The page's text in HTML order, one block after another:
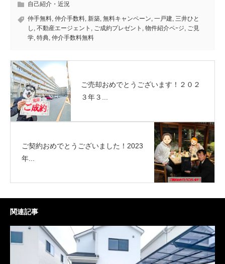
自己紹介・近況
仲手無料, 仲介手数料, 新築, 無料キャンペーン, 一戸建, 三井ひと
し , 不動産エージェント , ご成約プレゼント , 物件紹介ペｰジ, ご見
学, 特典, 仲介手数料無料
ご売却おめでとうございます！２０２
３年３...
ご契約おめでとうございました！2023
年...
関連記事